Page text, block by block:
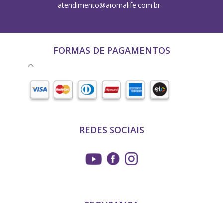
atendimento@aromalife.com.br
FORMAS DE PAGAMENTOS
REDES SOCIAIS